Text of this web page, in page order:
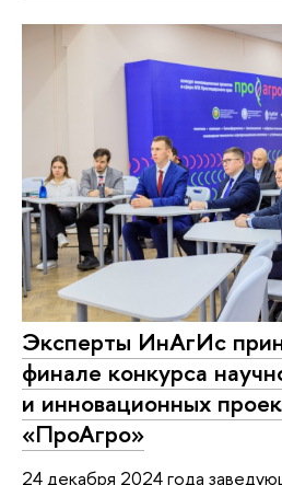
Эксперты ИнАгИс
финале конкурса
и инновационных
«ПроАгро»
24 декабря 2024 года